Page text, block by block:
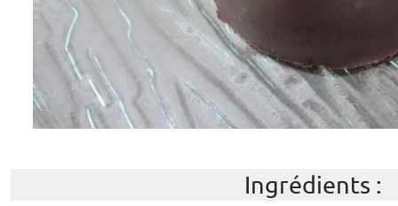
Ingrédients :